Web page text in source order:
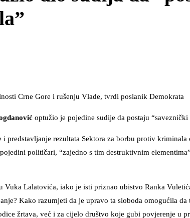
Crne Gore i rušenju Vlade, tvrdi poslanik Demokrata
optužio je pojedine sudije da postaju
predstavljanje rezultata Sektora za borbu protiv
političari, “zajedno s tim destruktivnim
Vuka Lalatovića, iako je isti priznao ubistvo Ranka
Kako razumjeti da je upravo ta sloboda omogućila
žrtava, već i za cijelo društvo koje gubi povjerenje u